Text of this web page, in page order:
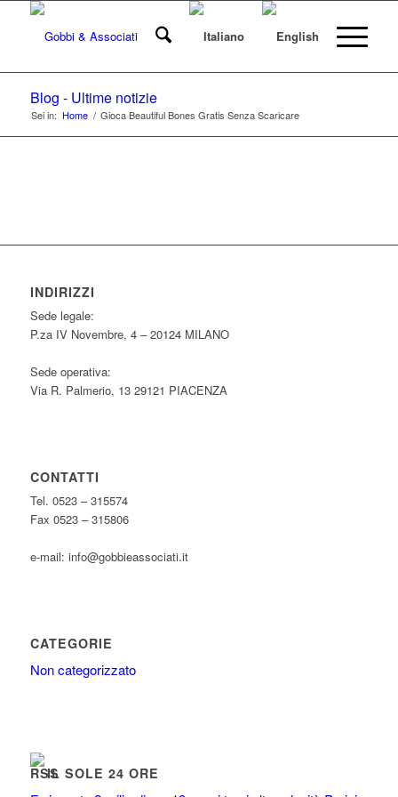
Blog - Ultime notizie
Sei in: Home / Gioca Beautiful Bones Gratis Senza Scaricare
INDIRIZZI
Sede legale:
P.za IV Novembre, 4 – 20124 MILANO
Sede operativa:
Via R. Palmerio, 13 29121 PIACENZA
CONTATTI
Tel. 0523 – 315574
Fax 0523 – 315806
e-mail: info@gobbieassociati.it
CATEGORIE
Non categorizzato
IL SOLE 24 ORE